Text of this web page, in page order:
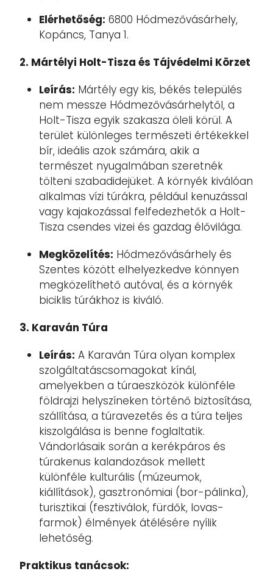
Elérhetőség: 6800 Hódmezővásárhely,
Kopáncs, Tanya 1.
2. Mártélyi Holt-Tisza és Tájvédelmi Körzet
Leírás: Mártély egy kis, békés település
nem messze Hódmezővásárhelytől, a
Holt-Tisza egyik szakasza öleli körül. A
terület különleges természeti értékekkel
bír, ideális azok számára, akik a
természet nyugalmában szeretnék
tölteni szabadidejüket. A környék kiválóan
alkalmas vízi túrákra, például kenuzással
vagy kajakozással felfedezhetők a Holt-
Tisza csendes vizei és gazdag élővilága.
Megközelítés: Hódmezővásárhely és
Szentes között elhelyezkedve könnyen
megközelíthető autóval, és a környék
biciklis túrákhoz is kiváló.
3. Karaván Túra
Leírás: A Karaván Túra olyan komplex
szolgáltatáscsomagokat kínál,
amelyekben a túraeszközök különféle
földrajzi helyszíneken történő biztosítása,
szállítása, a túravezetés és a túra teljes
kiszolgálása is benne foglaltatik.
Vándorlásaik során a kerékpáros és
túrakenus kalandozások mellett
különféle kulturális (múzeumok,
kiállítások), gasztronómiai (bor-pálinka),
turisztikai (fesztiválok, fürdők, lovas-
farmok) élmények átélésére nyílik
lehetőség.
Praktikus tanácsok: